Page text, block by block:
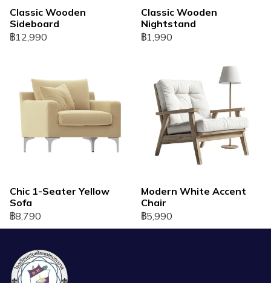
Classic Wooden
Sideboard
฿12,990
Classic Wooden
Nightstand
฿1,990
Chic 1-Seater Yellow
Sofa
฿8,790
Modern White Accent
Chair
฿5,990